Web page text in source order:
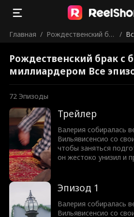
Главная / Рождественский бр
лиардером
/
Рождественский брак с
миллиардером Все
72 Эпизоды
Трейлер
Валерия собиралась
Вильявисенсио со
чтобы заняться
он жестоко унизил и
бездомного,
она и не подозревала,
не простой
привлекательный
Эпизод 1
Валерия собиралась
Вильявисенсио со